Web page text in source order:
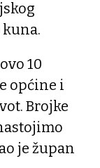
10
općine i
Brojke
je župan